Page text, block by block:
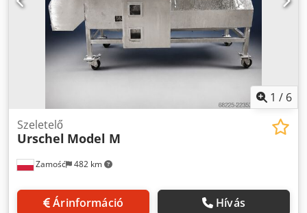
1 / 6
Zamość 482 km
Szeletelő
Urschel Model M
Árinformáció Hívás